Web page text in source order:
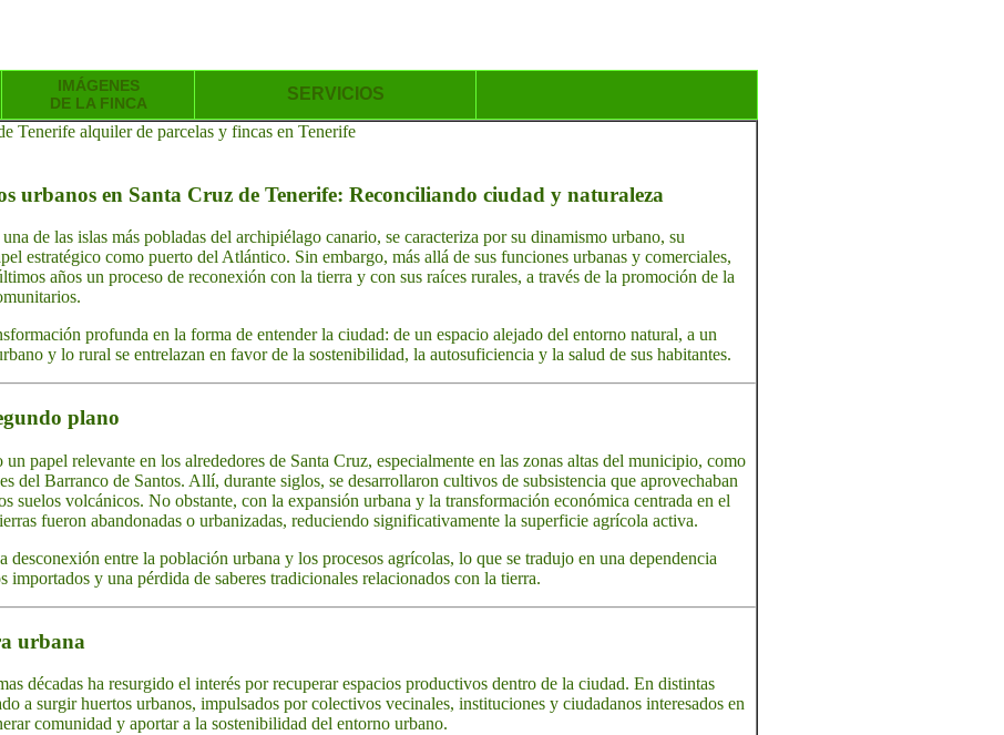
IMÁGENES
DE LA FINCA
SERVICIOS
Tenerife alquiler de parcelas y fincas en Tenerife
urbanos en Santa Cruz de Tenerife: Reconciliando ciudad y naturaleza
de las islas más pobladas del archipiélago canario, se caracteriza por su dinamismo urbano, su
estratégico como puerto del Atlántico. Sin embargo, más allá de sus funciones urbanas y comerciales,
años un proceso de reconexión con la tierra y con sus raíces rurales, a través de la promoción de la
profunda en la forma de entender la ciudad: de un espacio alejado del entorno natural, a un
y lo rural se entrelazan en favor de la sostenibilidad, la autosuficiencia y la salud de sus habitantes.
plano
papel relevante en los alrededores de Santa Cruz, especialmente en las zonas altas del municipio, como
del Barranco de Santos. Allí, durante siglos, se desarrollaron cultivos de subsistencia que aprovechaban
suelos volcánicos. No obstante, con la expansión urbana y la transformación económica centrada en el
fueron abandonadas o urbanizadas, reduciendo significativamente la superficie agrícola activa.
desconexión entre la población urbana y los procesos agrícolas, lo que se tradujo en una dependencia
importados y una pérdida de saberes tradicionales relacionados con la tierra.
urbana
décadas ha resurgido el interés por recuperar espacios productivos dentro de la ciudad. En distintas
a surgir huertos urbanos, impulsados por colectivos vecinales, instituciones y ciudadanos interesados en
comunidad y aportar a la sostenibilidad del entorno urbano.